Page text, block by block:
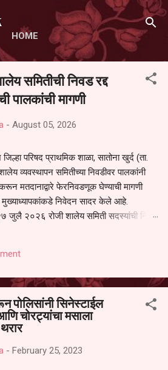
to main content
HOME
समितीची निवड रद्द
मागणी
- August 05, 2026
परिषद प्राथमिक शाळा, सातोना खुर्द (ता.
व्यवस्थापन समितीच्या निवडीवर पालकांनी
मतदानाद्वारे फेरनिवडणूक घेण्याची मागणी
मुख्याध्यापकांकडे निवेदन सादर केले आहे.
जुलै २०२६ रोजी शालेय समिती सदस्यांची निवड
मोठ्या संख्येने पालक बैठकीस उपस्थित राहू शकले
न घेता निवड प्रक्रिया पूर्ण करण्यात
उपस्थितीत मतदान पद्धतीने शालेय समितीची
पालकांनी केली आहे. या निवेदनाच्या प्रती
जालना तसेच तालुका शिक्षण अधिकारी,
असून प्रशासन याबाबत काय निर्णय घेते, याकडे
न...
पोलिसांनी सिनेस्टाईल
चोरट्यांचा मसाला
- February 25, 2023